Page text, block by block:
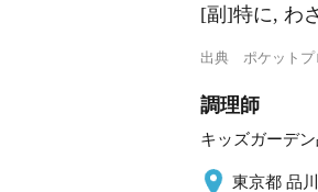
[副]特に, わ
出典 ポケットプ
調理師
キッズガーデ
東京都 品